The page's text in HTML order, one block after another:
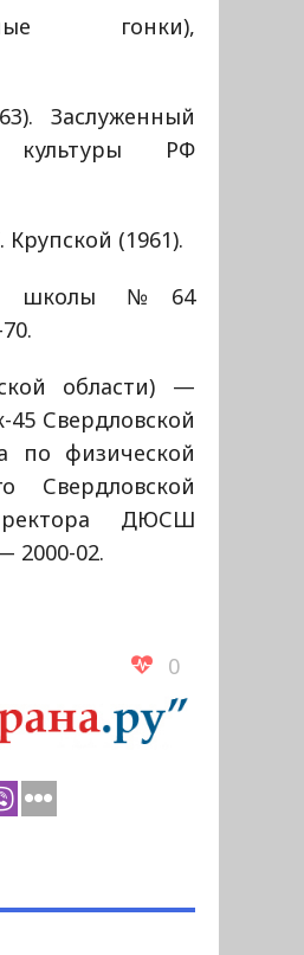
гонки),
Заслуженный
культуры РФ
(1961).
школы №64
области) —
45 Свердловской
по физической
Свердловской
ДЮСШ
2000-02.
0